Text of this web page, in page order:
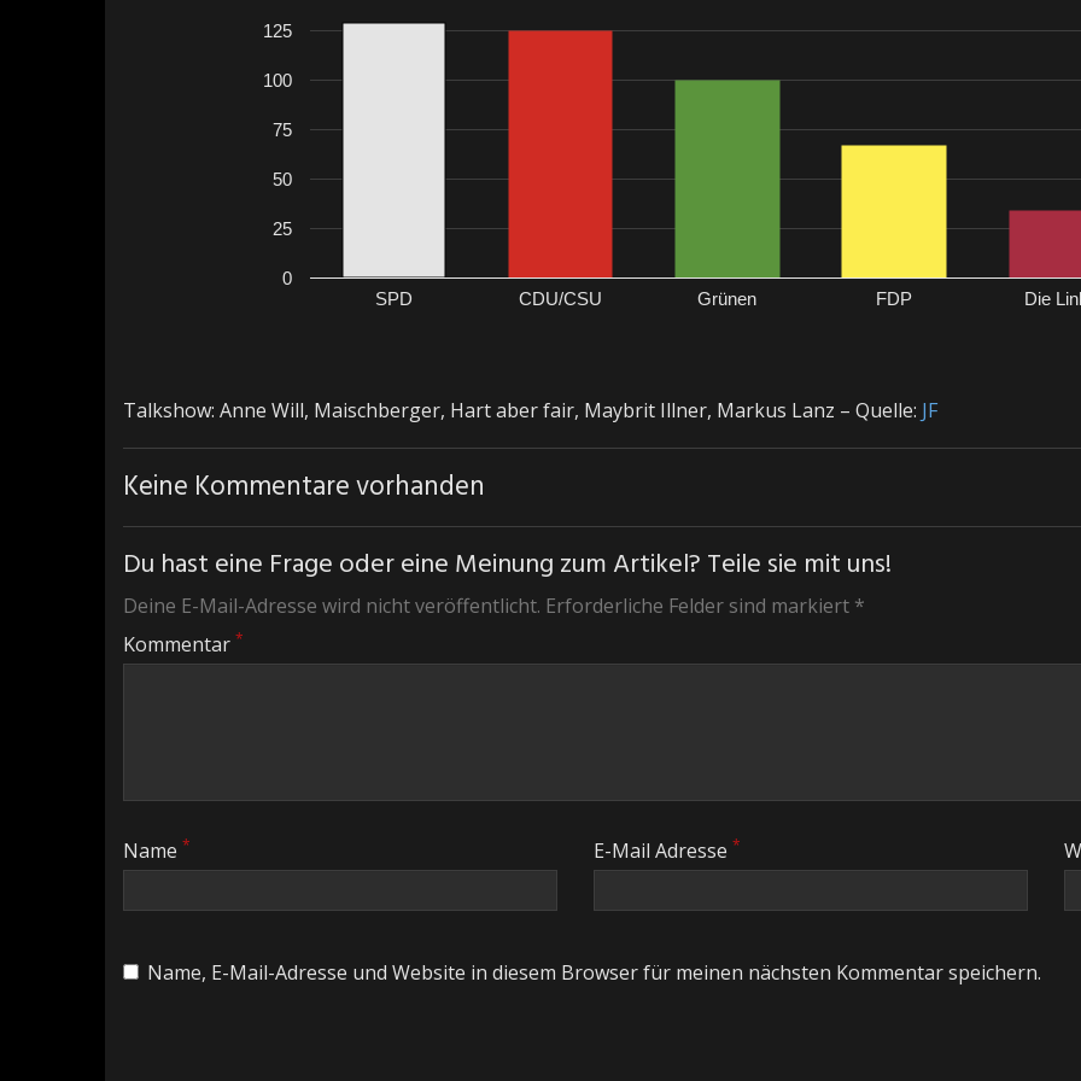
SPD CDU/CSU Grünen FDP Die
0
25
50
75
100
125
Talkshow: Anne Will, Maischberger, Hart aber fair, Maybrit Illner, Markus Lanz – Quelle: JF
Keine Kommentare vorhanden
Du hast eine Frage oder eine Meinung zum Artikel? Teile sie mit uns!
Deine E-Mail-Adresse wird nicht veröffentlicht. Erforderliche Felder sind markiert *
Kommentar *
Name * E-Mail Adresse *
Name, E-Mail-Adresse und Website in diesem Browser für meinen nächsten Kommentar speichern.